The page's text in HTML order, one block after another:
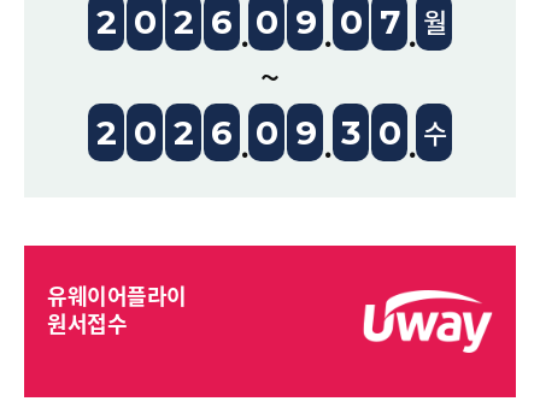
2 0 2 6 0 9 0 7 월
~
2 0 2 6 0 9 3 0 수
유웨이어플라이
원서접수